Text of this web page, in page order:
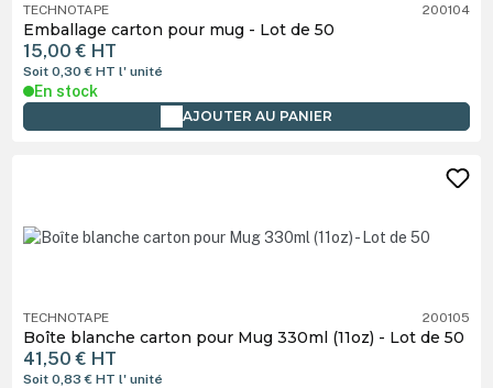
TECHNOTAPE 200104
Emballage carton pour mug - Lot de 50
15,00 € HT
Soit 0,30 €HTl' unité
En stock
AJOUTER AU PANIER
TECHNOTAPE 200105
Boîte blanche carton pour Mug 330ml (11oz) - Lot de 50
41,50 € HT
Soit 0,83 €HTl' unité